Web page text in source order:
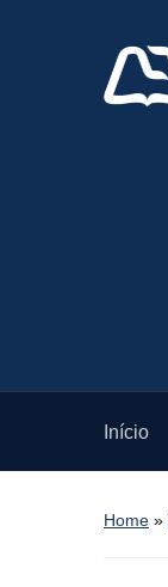
Início
Home »